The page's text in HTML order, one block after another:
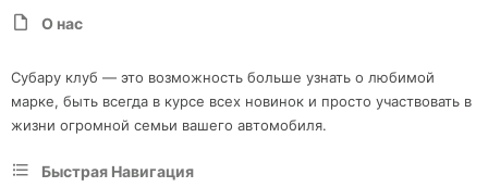
О нас
Субару клуб — это возможность больше узнать о любимой
марке, быть всегда в курсе всех новинок и просто участвовать в
жизни огромной семьи вашего автомобиля.
Быстрая Навигация